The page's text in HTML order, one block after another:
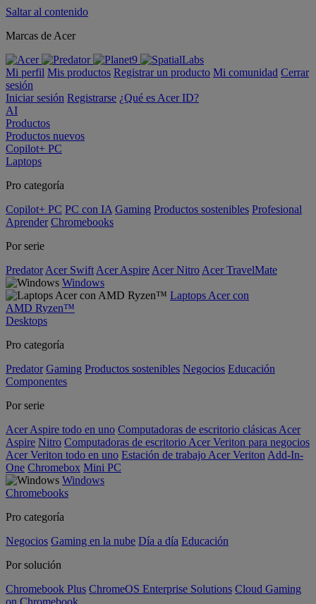
Saltar al contenido
Marcas de Acer
Mi perfil Mis productos Registrar un producto Mi comunidad Cerrar
sesión
Iniciar sesión Registrarse ¿Qué es Acer ID?
AI
Productos
Productos nuevos
Copilot+ PC
Laptops
Pro categoría
Copilot+ PC PC con IA Gaming Productos sostenibles Profesional
Aprender Chromebooks
Por serie
Predator Acer Swift Acer Aspire Acer Nitro Acer TravelMate
Windows
Laptops Acer con
AMD Ryzen™
Desktops
Pro categoría
Predator Gaming Productos sostenibles Negocios Educación
Componentes
Por serie
Acer Aspire todo en uno Computadoras de escritorio clásicas Acer
Aspire Nitro Computadoras de escritorio Acer Veriton para negocios
Acer Veriton todo en uno Estación de trabajo Acer Veriton Add-In-
One Chromebox Mini PC
Windows
Chromebooks
Pro categoría
Negocios Gaming en la nube Día a día Educación
Por solución
Chromebook Plus ChromeOS Enterprise Solutions Cloud Gaming
on Chromebook